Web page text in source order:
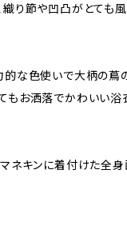
り節や凹凸がとても
的な色使いで大柄の蔦
もお洒落でかわいい浴
ネキンに着付けた全身